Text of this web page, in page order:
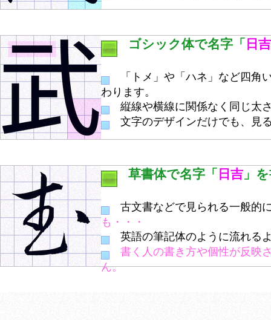
ゴシック体で名字「 日吉
「トメ」や「ハネ」など四角
わります。
縦線や横線に関係なく同じ太
文字のデザインだけでも、見
草書体で名字「 日吉 」
古文書などで見られる一般的
も・・・
英語の筆記体のように流れる
書く人の書き方や個性が反映
ん。